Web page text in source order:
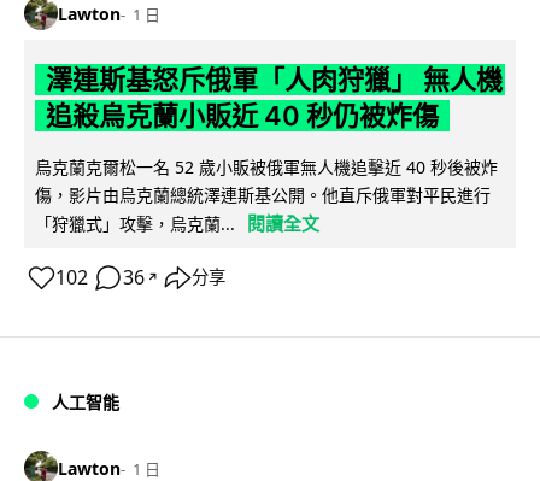
Lawton 1 日
澤連斯基怒斥俄軍「人肉狩獵」 無人機
追殺烏克蘭小販近 40 秒仍被炸傷
烏克蘭克爾松一名 52 歲小販被俄軍無人機追擊近 40 秒後被炸
傷，影片由烏克蘭總統澤連斯基公開。他直斥俄軍對平民進行
「狩獵式」攻擊，烏克蘭...
閱讀全文
102 36 ↗ 分享
人工智能
Lawton 1 日